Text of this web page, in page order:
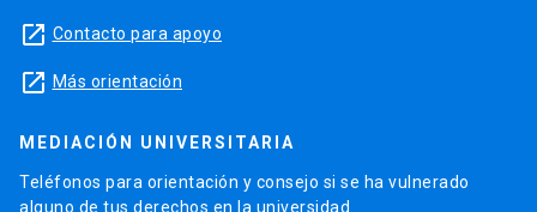
launch Contacto para apoyo
launch Más orientación
MEDIACIÓN UNIVERSITARIA
Teléfonos para orientación y consejo si se ha vulnerado
alguno de tus derechos en la universidad.